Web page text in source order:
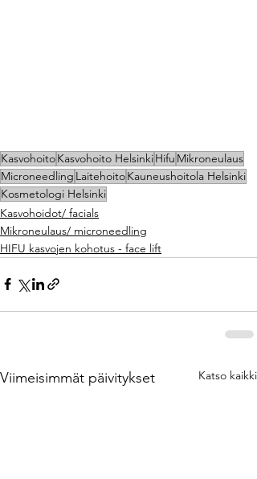
KasvohoitoKasvohoito HelsinkiHifu Mikroneulaus
Microneedling LaitehoitoKauneushoitola Helsinki
Kosmetologi Helsinki
Kasvohoidot/ facials
Mikroneulaus/ microneedling
HIFU kasvojen kohotus - face lift
Viimeisimmät päivitykset Katso kaikki